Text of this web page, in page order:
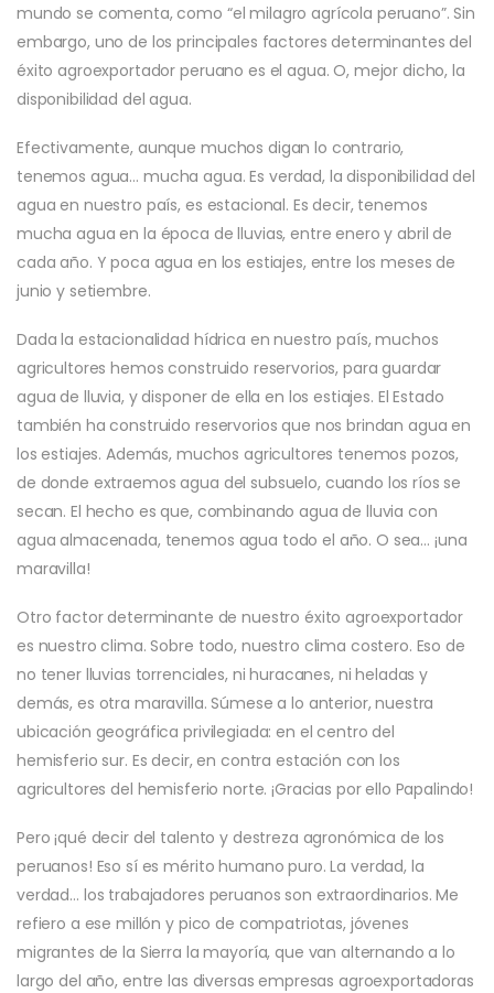
mundo se comenta, como “el milagro agrícola peruano”. Sin
embargo, uno de los principales factores determinantes del
éxito agroexportador peruano es el agua. O, mejor dicho, la
disponibilidad del agua.
Efectivamente, aunque muchos digan lo contrario,
tenemos agua… mucha agua. Es verdad, la disponibilidad del
agua en nuestro país, es estacional. Es decir, tenemos
mucha agua en la época de lluvias, entre enero y abril de
cada año. Y poca agua en los estiajes, entre los meses de
junio y setiembre.
Dada la estacionalidad hídrica en nuestro país, muchos
agricultores hemos construido reservorios, para guardar
agua de lluvia, y disponer de ella en los estiajes. El Estado
también ha construido reservorios que nos brindan agua en
los estiajes. Además, muchos agricultores tenemos pozos,
de donde extraemos agua del subsuelo, cuando los ríos se
secan. El hecho es que, combinando agua de lluvia con
agua almacenada, tenemos agua todo el año. O sea… ¡una
maravilla!
Otro factor determinante de nuestro éxito agroexportador
es nuestro clima. Sobre todo, nuestro clima costero. Eso de
no tener lluvias torrenciales, ni huracanes, ni heladas y
demás, es otra maravilla. Súmese a lo anterior, nuestra
ubicación geográfica privilegiada: en el centro del
hemisferio sur. Es decir, en contra estación con los
agricultores del hemisferio norte. ¡Gracias por ello Papalindo!
Pero ¡qué decir del talento y destreza agronómica de los
peruanos! Eso sí es mérito humano puro. La verdad, la
verdad… los trabajadores peruanos son extraordinarios. Me
refiero a ese millón y pico de compatriotas, jóvenes
migrantes de la Sierra la mayoría, que van alternando a lo
largo del año, entre las diversas empresas agroexportadoras